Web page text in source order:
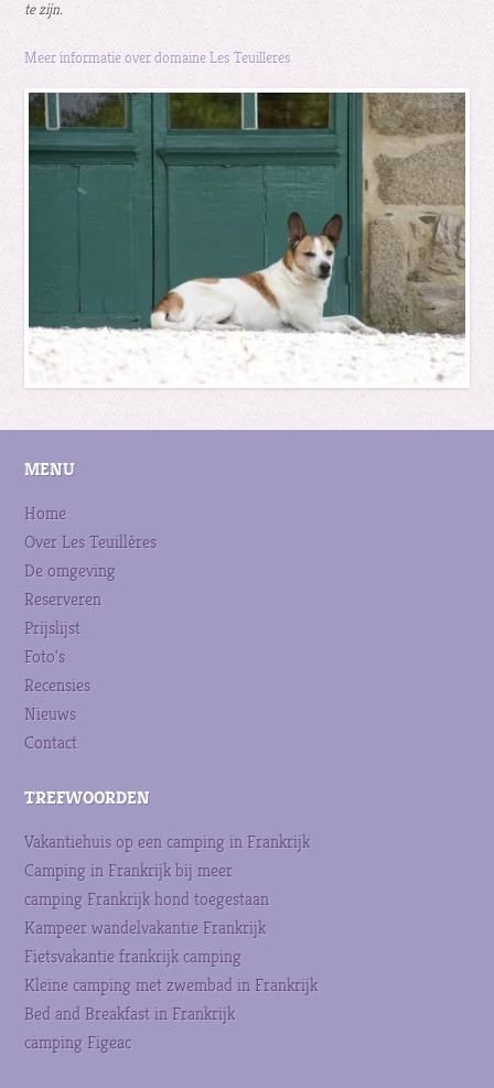
te zijn.
Meer informatie over domaine Les Teuilleres
MENU
Home
Over Les Teuillères
De omgeving
Reserveren
Prijslijst
Foto's
Recensies
Nieuws
Contact
TREFWOORDEN
Vakantiehuis op een camping in Frankrijk
Camping in Frankrijk bij meer
camping Frankrijk hond toegestaan
Kampeer wandelvakantie Frankrijk
Fietsvakantie frankrijk camping
Kleine camping met zwembad in Frankrijk
Bed and Breakfast in Frankrijk
camping Figeac